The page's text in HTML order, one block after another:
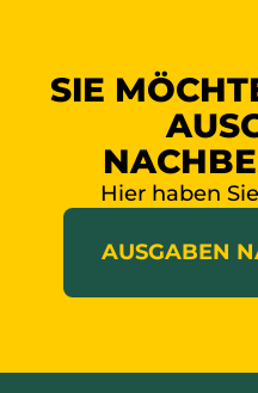
SIE
Hier haben
AUSGABEN